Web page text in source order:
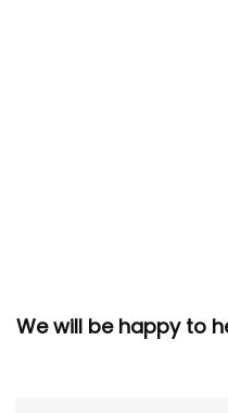
We will be happy to